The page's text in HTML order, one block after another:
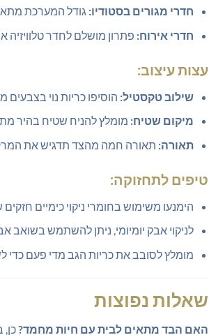
חדרי מגורים בסטודיו: גודל המערכת
חדרי אירוח: פתרון מושלם לחדר טלוויזיה
עצות עיצוב:
שילוב טקסטיל: הוסיפו כריות נוי בצבעים
מיקום שטיח: מומלץ להניח שטיח בהיר
תאורה: תאורה חמה מהצד תדגיש את
טיפים לתחזוקה:
הימנעו משימוש בחומרי ניקוי כימיים
לניקוי אבק יומיומי, ניתן להשתמש
מומלץ לסובב את כריות הגב מדי פעם כדי
שאלות נפוצות
האם הבד מתאים לבית עם חיות מחמד?